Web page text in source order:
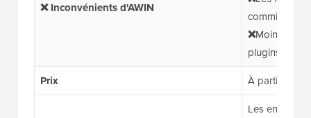
❌ Inconvénients d'AWIN
commissions
❌Moins de
plugins
Prix
À partir de
Les